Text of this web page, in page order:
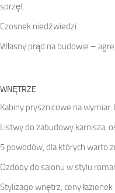
sprzęt
Czosnek niedźwiedzi
Własny prąd na budowie –
WNĘTRZE
Kabiny prysznicowe na wymiar:
Listwy do zabudowy karnisza,
5 powodów, dla których warto
Ozdoby do salonu w stylu
Stylizacje wnętrz, ceny łazienek